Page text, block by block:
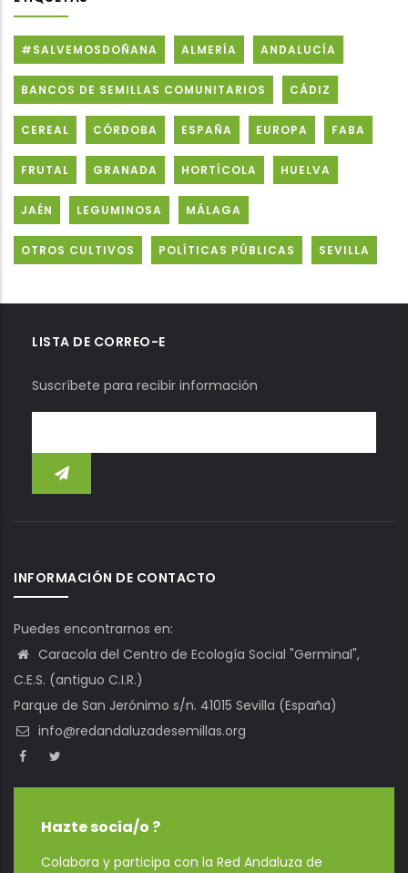
#SALVEMOSDOÑANA ALMERÍA ANDALUCÍA
BANCOS DE SEMILLAS COMUNITARIOS CÁDIZ
CEREAL CÓRDOBA ESPAÑA EUROPA FABA
FRUTAL GRANADA HORTÍCOLA HUELVA
JAÉN LEGUMINOSA MÁLAGA
OTROS CULTIVOS POLÍTICAS PÚBLICAS SEVILLA
LISTA DE CORREO-E
Suscríbete para recibir información
INFORMACIÓN DE CONTACTO
Puedes encontrarnos en:
Caracola del Centro de Ecología Social "Germinal",
C.E.S. (antiguo C.I.R.)
Parque de San Jerónimo s/n. 41015 Sevilla (España)
info@redandaluzadesemillas.org
Hazte socia/o ?
Colabora y participa con la Red Andaluza de